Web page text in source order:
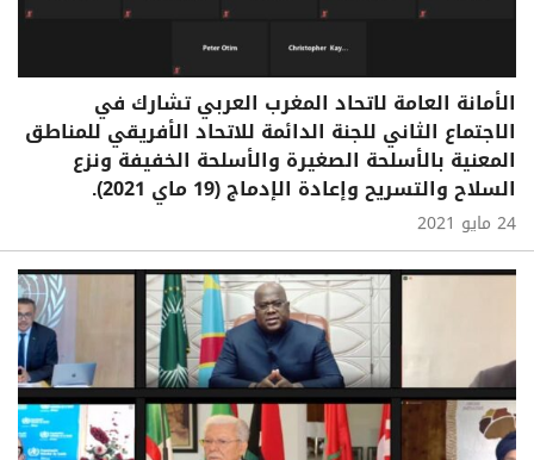
الأمانة العامة لاتحاد المغرب العربي تشارك في
الاجتماع الثاني للجنة الدائمة للاتحاد الأفريقي للمناطق
المعنية بالأسلحة الصغيرة والأسلحة الخفيفة ونزع
السلاح والتسريح وإعادة الإدماج (19 ماي 2021).
24 مايو 2021